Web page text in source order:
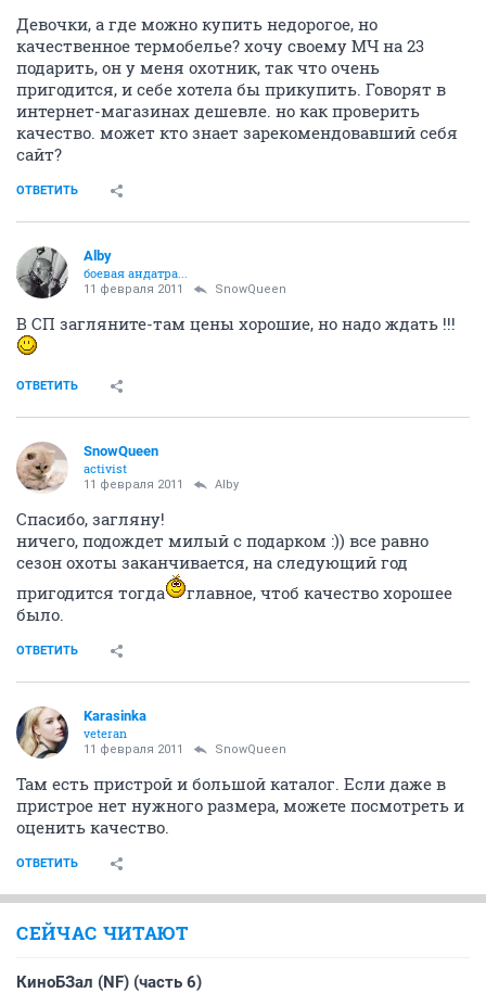
Девочки, а где можно купить недорогое, но
качественное термобелье? хочу своему МЧ на 23
подарить, он у меня охотник, так что очень
пригодится, и себе хотела бы прикупить. Говорят в
интернет-магазинах дешевле. но как проверить
качество. может кто знает зарекомендовавший себя
сайт?
ОТВЕТИТЬ
Alby
боевая андатра...
11 февраля 2011 SnowQueen
В СП загляните-там цены хорошие, но надо ждать !!!
ОТВЕТИТЬ
SnowQueen
activist
11 февраля 2011 Alby
Спасибо, загляну!
ничего, подождет милый с подарком :)) все равно
сезон охоты заканчивается, на следующий год
пригодится тогда
главное, чтоб качество хорошее
было.
ОТВЕТИТЬ
Karasinka
veteran
11 февраля 2011 SnowQueen
Там есть пристрой и большой каталог. Если даже в
пристрое нет нужного размера, можете посмотреть и
оценить качество.
ОТВЕТИТЬ
СЕЙЧАС ЧИТАЮТ
КиноБЗал (NF) (часть 6)